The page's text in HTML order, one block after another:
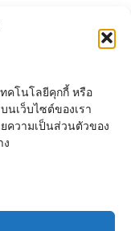
คโนโลยีคุกกี้ หรือ
นเว็บไซต์ของเรา
ความเป็นส่วนตัวของ
ง